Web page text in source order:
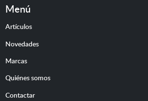
Menú
Artículos
Novedades
Marcas
Quiénes somos
Contactar